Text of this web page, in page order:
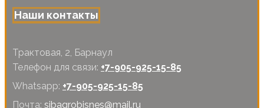
Наши контакты
Трактовая, 2, Барнаул
Телефон для связи: +7-905-925-15-85
Whatsapp: +7-905-925-15-85
Почта: sibagrobisnes@mail.ru